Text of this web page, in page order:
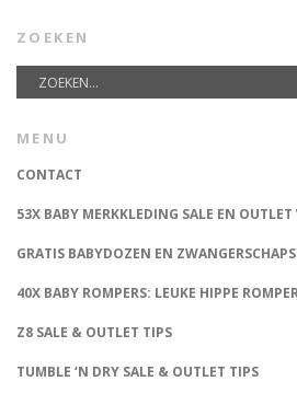
ZOEKEN
MENU
CONTACT
53X BABY MERKKLEDING SALE EN OUTLET
GRATIS BABYDOZEN EN
40X BABY ROMPERS: LEUKE HIPPE
Z8 SALE & OUTLET TIPS
TUMBLE ‘N DRY SALE & OUTLET TIPS